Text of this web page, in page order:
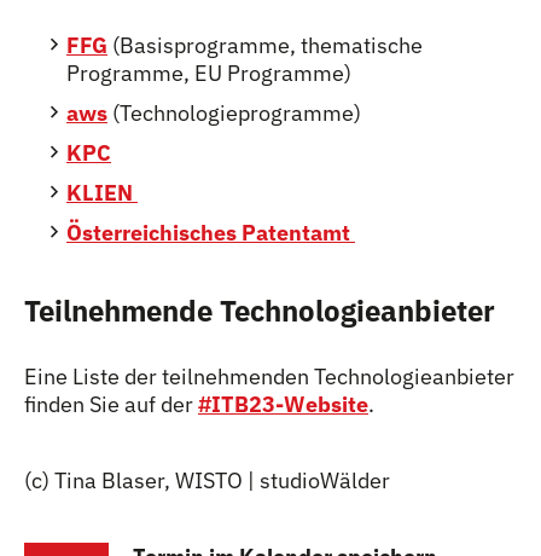
FFG (Basisprogramme, thematische
Programme, EU Programme)
aws (Technologieprogramme)
KPC
KLIEN
Österreichisches Patentamt
Teilnehmende Technologieanbieter
Eine Liste der teilnehmenden Technologieanbieter
finden Sie auf der#ITB23-Website.
(c) Tina Blaser, WISTO | studioWälder